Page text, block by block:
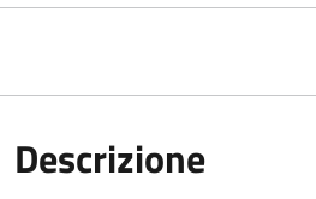
Descrizione